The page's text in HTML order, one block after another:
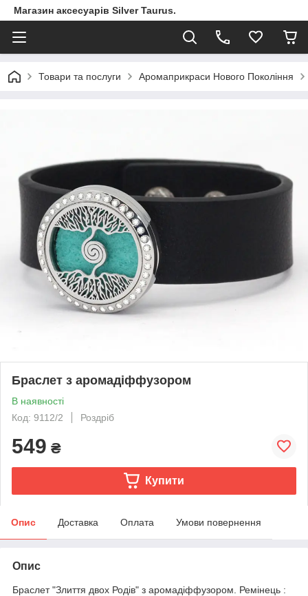
Магазин аксесуарів Silver Taurus.
Товари та послуги Аромаприкраси Нового Покоління
Браслет з аромадіффузором
В наявності
Код: 9112/2
Роздріб
549 ₴
Купити
Опис Доставка Оплата Умови повернення
Опис
Браслет "Злиття двох Родів" з аромадіффузором. Ремінець :